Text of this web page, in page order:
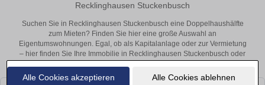
Alle Cookies akzeptieren Alle Cookies ablehnen
Recklinghausen Stuckenbusch
Suchen Sie in Recklinghausen Stuckenbusch eine Doppelhaushälfte
zum Mieten? Finden Sie hier eine große Auswahl an
Eigentumswohnungen. Egal, ob als Kapitalanlage oder zur Vermietung
– hier finden Sie Ihre Immobilie in Recklinghausen Stuckenbusch oder